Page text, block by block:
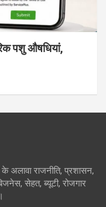
पशु औषधियां,
अलावा राजनीति, प्रशासन,
सेहत, ब्यूटी, रोजगार